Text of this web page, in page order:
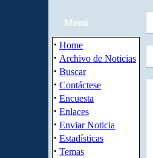
Menú
· Home
· Archivo de Noticias
· Buscar
· Contáctese
· Encuesta
· Enlaces
· Enviar Noticia
· Estadísticas
· Temas